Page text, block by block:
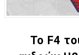
ΧΡΟΝΙΑ ΠΟΛΛΑ
Ο δρόμος για τον
To F4